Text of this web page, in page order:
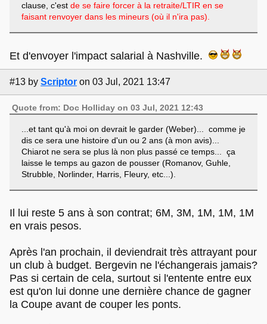
clause, c'est de se faire forcer à la retraite/LTIR en se
faisant renvoyer dans les mineurs (où il n'ira pas).
Et d'envoyer l'impact salarial à Nashville.
#13 by Scriptor on 03 Jul, 2021 13:47
Quote from: Doc Holliday on 03 Jul, 2021 12:43
...et tant qu'à moi on devrait le garder (Weber)... comme je
dis ce sera une histoire d'un ou 2 ans (à mon avis)...
Chiarot ne sera se plus là non plus passé ce temps... ça
laisse le temps au gazon de pousser (Romanov, Guhle,
Strubble, Norlinder, Harris, Fleury, etc...).
Il lui reste 5 ans à son contrat; 6M, 3M, 1M, 1M, 1M
en vrais pesos.
Après l'an prochain, il deviendrait très attrayant pour
un club à budget. Bergevin ne l'échangerais jamais?
Pas si certain de cela, surtout si l'entente entre eux
est qu'on lui donne une dernière chance de gagner
la Coupe avant de couper les ponts.